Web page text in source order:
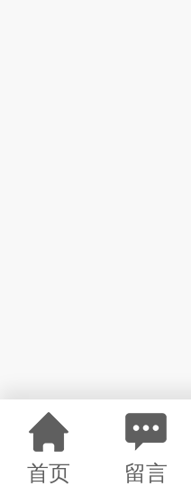
首页 留言